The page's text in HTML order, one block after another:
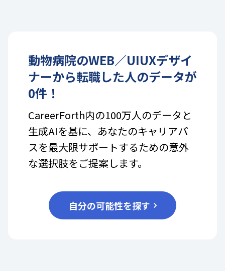
動物病院のWEB／UIUXデザイ
ナーから転職した人のデータが
0件！
CareerForth内の100万人のデータと
生成AIを基に、あなたのキャリアパ
スを最大限サポートするための意外
な選択肢をご提案します。
自分の可能性を探す